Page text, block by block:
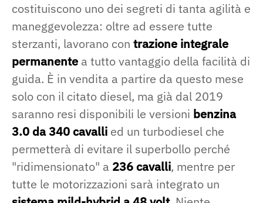
costituiscono uno dei segreti di tanta agilità e
maneggevolezza: oltre ad essere tutte
sterzanti, lavorano con trazione integrale
permanente a tutto vantaggio della facilità di
guida. È in vendita a partire da questo mese
solo con il citato diesel, ma già dal 2019
saranno resi disponibili le versioni benzina
3.0 da 340 cavalli ed un turbodiesel che
permetterà di evitare il superbollo perché
"ridimensionato" a 236 cavalli, mentre per
tutte le motorizzazioni sarà integrato un